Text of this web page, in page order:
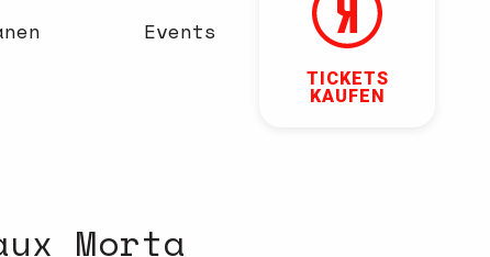
TICKETS
KAUFEN
Events
Morta